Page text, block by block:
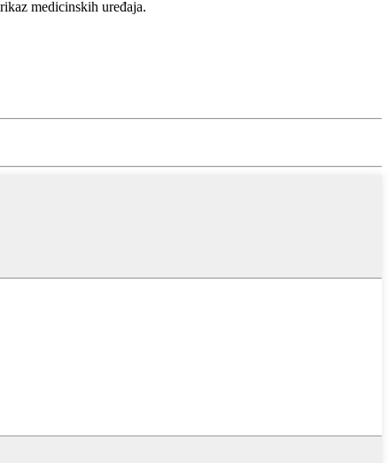
medicinskih uređaja.